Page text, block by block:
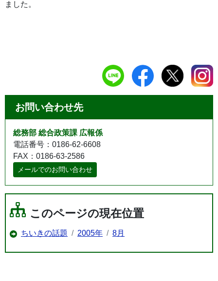
ました。
お問い合わせ先
総務部 総合政策課 広報係
電話番号：0186-62-6608
FAX：0186-63-2586
メールでのお問い合わせ
このページの現在位置
ちいきの話題 2005年 8月